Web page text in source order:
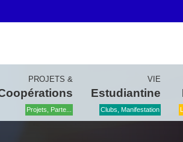
PROJETS &
Projets, Parte...
VIE
Estudiantine
Clubs, Manifestation